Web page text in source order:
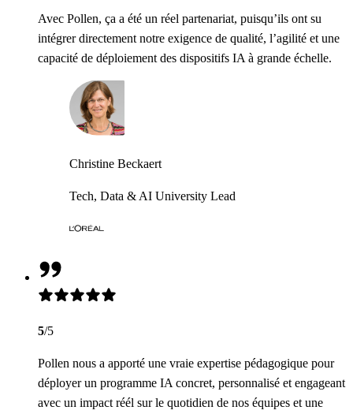
Avec Pollen, ça a été un réel partenariat, puisqu’ils ont su
intégrer directement notre exigence de qualité, l’agilité et une
capacité de déploiement des dispositifs IA à grande échelle.
Christine Beckaert
Tech, Data & AI University Lead
5/5
Pollen nous a apporté une vraie expertise pédagogique pour
déployer un programme IA concret, personnalisé et engageant
avec un impact réél sur le quotidien de nos équipes et une